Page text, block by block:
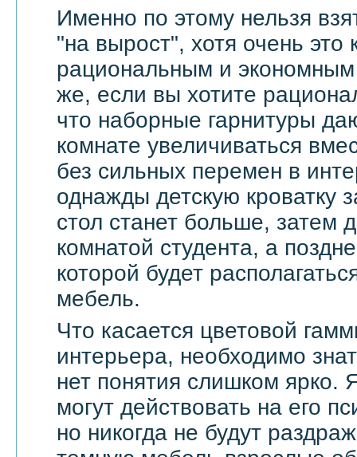
Именно по этому нельзя
"на вырост", хотя очень это
рациональным и экономным
же, если вы хотите
что наборные гарнитуры
комнате увеличиваться
без сильных перемен в
однажды детскую кроватку
стол станет больше, затем
комнатой студента, а
которой будет
мебель.
Что касается цветовой
интерьера, необходимо
нет понятия слишком ярко.
могут действовать на его
но никогда не будут